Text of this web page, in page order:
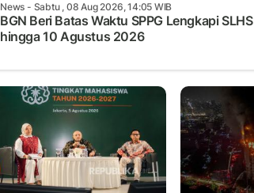
News - Sabtu , 08 Aug 2026, 14:05 WIB
BGN Beri Batas Waktu SPPG Lengkapi SLHS
hingga 10 Agustus 2026